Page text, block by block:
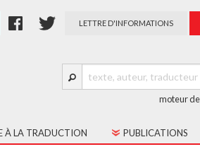
LETTRE D'INFORMATIONS
moteur
À LA TRADUCTION PUBLICATIONS